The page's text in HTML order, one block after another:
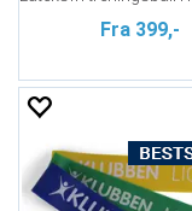
Fra 399,-